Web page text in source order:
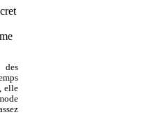
des
elle